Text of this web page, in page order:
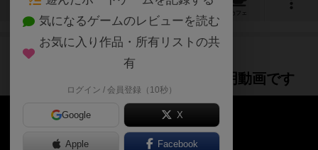
カフェ
ルール説明
カタン：新エネルギーのルール説明動画です
気になるゲームのレビューを読む
お気に入り作品・所有リストの共
有
ログイン / 会員登録（10秒）
Google X
Apple Facebook